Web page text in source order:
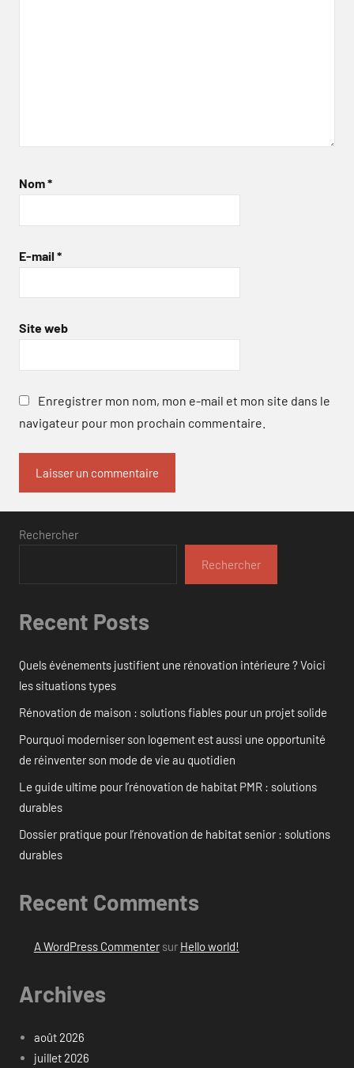
Nom*
E-mail *
Site web
Enregistrer mon nom, mon e-mail et mon site dans le
navigateur pour mon prochain commentaire.
Rechercher
Rechercher
Recent Posts
Quels événements justifient une rénovation intérieure ? Voici
les situations types
Rénovation de maison : solutions fiables pour un projet solide
Pourquoi moderniser son logement est aussi une opportunité
de réinventer son mode de vie au quotidien
Le guide ultime pour l’rénovation de habitat PMR : solutions
durables
Dossier pratique pour l’rénovation de habitat senior : solutions
durables
Recent Comments
A WordPress Commentersur Hello world!
Archives
août 2026
juillet 2026